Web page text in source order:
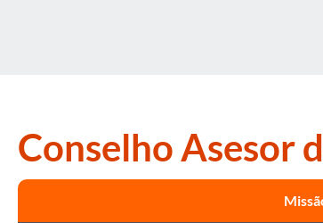
Conselho Asesor